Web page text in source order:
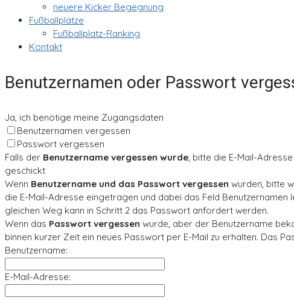
neuere Kicker Begegnung
Fußballplätze
Fußballplatz-Ranking
Kontakt
Benutzernamen oder Passwort
Ja, ich benötige meine Zugangsdaten
Benutzernamen vergessen
Passwort vergessen
Falls der Benutzername vergessen wurde, bitte die E-Mail-
geschickt
Wenn Benutzername und das Passwort vergessen wurden, bitte
die E-Mail-Adresse eingetragen und dabei das Feld
gleichen Weg kann in Schritt 2 das Passwort anfordert werden.
Wenn das Passwort vergessen wurde, aber der Benutzername
binnen kurzer Zeit ein neues Passwort per E-Mail zu erhalten. Das
Benutzername:
E-Mail-Adresse: